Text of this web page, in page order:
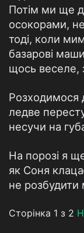
Потім ми ще
осокорами, не
тоді, коли
базарові
щось веселе,
Розходимося
ледве
несучи на
На порозі я
як Соня
не розбудити
Сторінка 1 з 2